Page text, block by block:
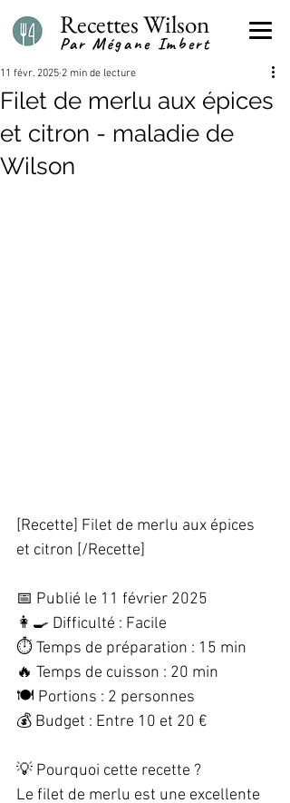
Par Mégane Imbert
Recettes Wilson
Filet de merlu aux épices
et citron - maladie de
Wilson
11 févr. 2025 2 min de lecture
[Recette] Filet de merlu aux épices
et citron [/Recette]
📅 Publié le 11 février 2025
👩‍🍳 Difficulté : Facile
⏱️ Temps de préparation : 15 min
🔥 Temps de cuisson : 20 min
🍽️ Portions : 2 personnes
💰 Budget : Entre 10 et 20 €
💡 Pourquoi cette recette ?
Le filet de merlu est une excellente